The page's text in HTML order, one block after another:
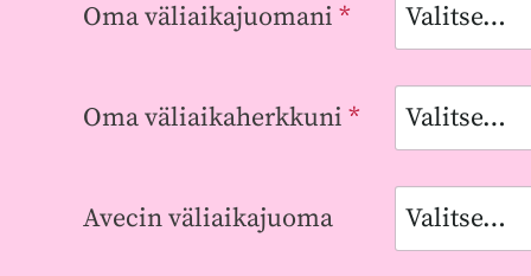
Oma väliaikajuomani *
Oma väliaikaherkkuni *
Avecin väliaikajuoma